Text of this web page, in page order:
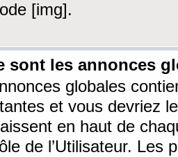
[img].
sont les annonces
globales
et vous devriez
en haut de
de l’Utilisateur. Les